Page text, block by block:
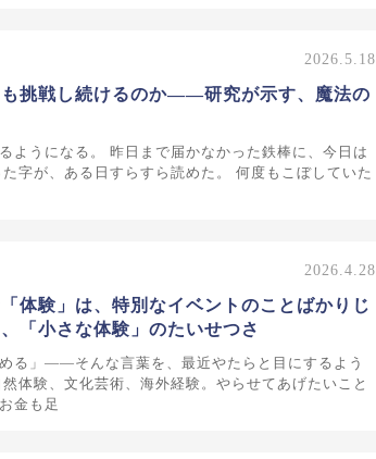
2026.5.18
挑戦し続けるのか——研究が示す、魔法の
ようになる。 昨日まで届かなかった鉄棒に、今日は
字が、ある日すらすら読めた。 何度もこぼしていた
2026.4.28
体験」は、特別なイベントのことばかりじ
「小さな体験」のたいせつさ
める」——そんな言葉を、最近やたらと目にするよう
体験、文化芸術、海外経験。やらせてあげたいこと
金も足